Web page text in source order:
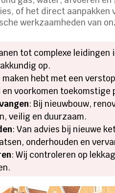
of het direct
werkzaamheden van
tot complexe
op.
maken hebt met een
voorkomen toekomstige
: Bij nieuwbouw,
veilig en duurzaam.
: Van advies bij nieuwe
onderhouden en
: Wij controleren op